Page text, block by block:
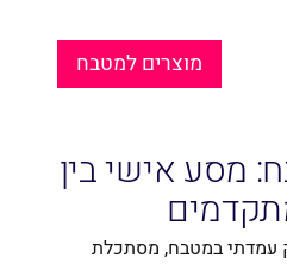
מוצרים למטבח
מסע אישי בין
עמדתי במטבח, מסתכלת